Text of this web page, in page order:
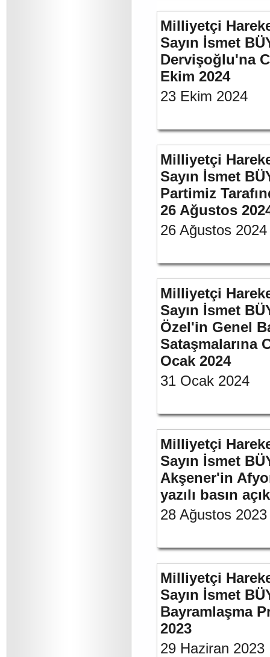
Milliyetçi
Sayın İsmet
Dervişoğlu'na
Ekim 2024
23 Ekim 2024
Milliyetçi
Sayın İsmet
Partimiz
26 Ağustos
26 Ağustos 2024
Milliyetçi
Sayın İsmet
Özel'in Genel
Sataşmalarına
Ocak 2024
31 Ocak 2024
Milliyetçi
Sayın İsmet
Akşener'in
yazılı basın
28 Ağustos 2023
Milliyetçi
Sayın İsmet
Bayramlaşma
2023
29 Haziran 2023